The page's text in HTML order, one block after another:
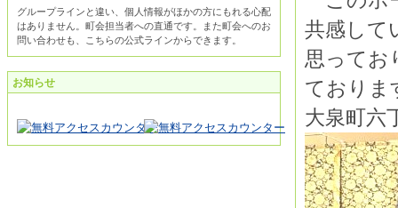
グループラインと違い、個人情報がほかの方にもれる心配
はありません。町会担当者への直通です。また町会へのお
問い合わせも、こちらの公式ラインからできます。
お知らせ
共感して
思ってお
ておりま
大泉町六